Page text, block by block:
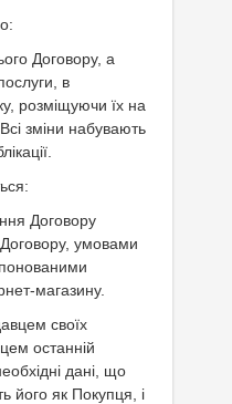
Договору, а
в
розміщуючи їх на
зміни набувають
Договору
умовами
магазину.
своїх
останній
дані, що
його як Покупця, і